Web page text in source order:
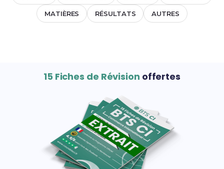
MATIÈRES RÉSULTATS AUTRES
15 Fiches de Révision offertes